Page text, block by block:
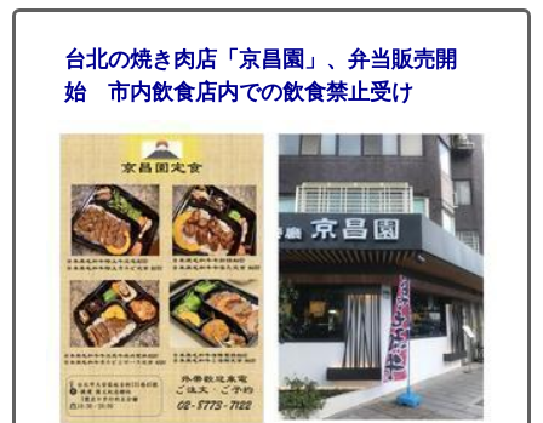
台北の焼き肉店「京昌園」、弁当販売開
始 市内飲食店内での飲食禁止受け